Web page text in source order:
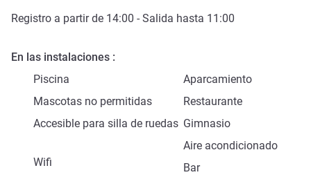
Registro a partir de 14:00 - Salida hasta 11:00
En las instalaciones
Piscina
Aparcamiento
Mascotas no permitidas
Restaurante
Accesible para silla de ruedas Gimnasio
Wifi
Aire acondicionado
Bar